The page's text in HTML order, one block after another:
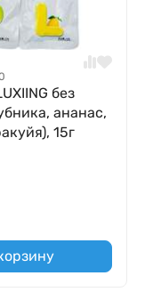
без
ананас,
15г